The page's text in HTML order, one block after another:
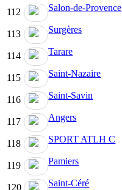
112 Salon-de-Provence
113 Surgères
114 Tarare
115 Saint-Nazaire
116 Saint-Savin
117 Angers
118 SPORT ATLH C
119 Pamiers
120 Saint-Céré